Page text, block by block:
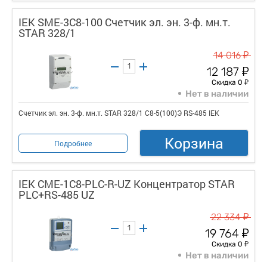
IEK SME-3C8-100 Счетчик эл. эн. 3-ф. мн.т.
STAR 328/1
14 016у
12 187 у
Скидка 0 у
Нет в наличии
Счетчик эл. эн. 3-ф. мн.т. STAR 328/1 С8-5(100)Э RS-485 IEK
Подробнее Корзина
IEK CME-1C8-PLC-R-UZ Концентратор STAR
PLC+RS-485 UZ
22 334у
19 764 у
Скидка 0 у
Нет в наличии